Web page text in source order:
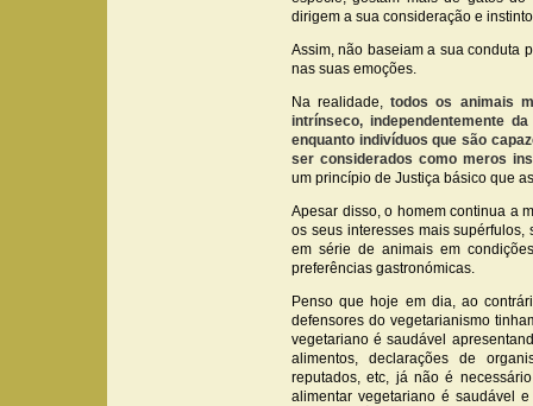
dirigem a sua consideração e
Assim, não baseiam a sua conduta
nas suas emoções.
Na realidade,todos os animais
intrínseco, independentemente
enquanto indivíduos que são
ser considerados como meros
um princípio de Justiça básico que
Apesar disso, o homem continua a
os seus interesses mais
em série de animais em
preferências gastronómicas.
Penso que hoje em dia, ao
defensores do vegetarianismo
vegetariano é saudável
alimentos, declarações de
reputados, etc, já não é
alimentar vegetariano é saudável